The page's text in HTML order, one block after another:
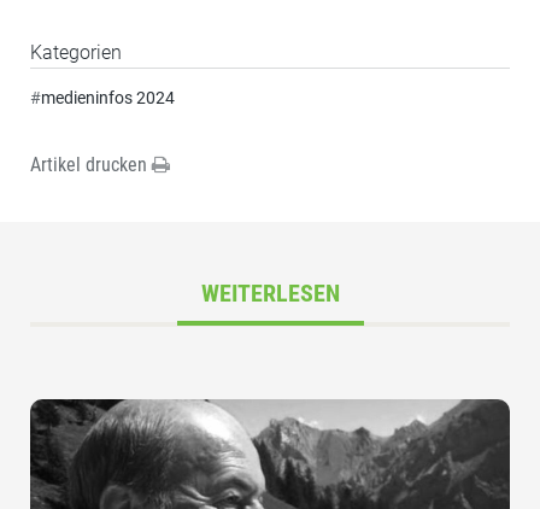
Kategorien
#medieninfos 2024
Artikel drucken
WEITERLESEN